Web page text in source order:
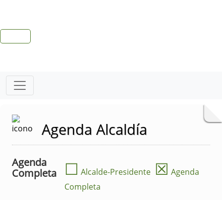
Agenda Alcaldía
Agenda
Completa
☐ Alcalde-Presidente ☒ Agenda
Completa